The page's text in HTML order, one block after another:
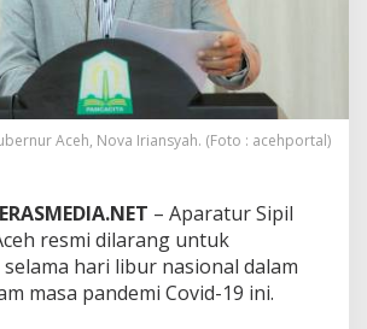
S
C
u
t
i
S
a
m
H
a
Aceh, Nova Iriansyah. (Foto : acehportal)
– Aparatur Sipil
resmi dilarang untuk
hari libur nasional dalam
masa pandemi Covid-19 ini.